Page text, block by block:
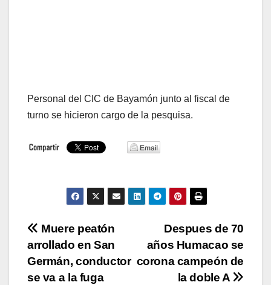
Personal del CIC de Bayamón junto al fiscal de
turno se hicieron cargo de la pesquisa.
Navegación
de
Despues de 70
años Humacao se
corona campeón de
la doble A
Muere peatón
arrollado en San
Germán, conductor
se va a la fuga